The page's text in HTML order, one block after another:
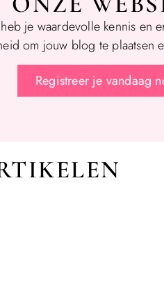
je waardevolle kennis
om jouw blog te plaatsen
Registreer je vandaag